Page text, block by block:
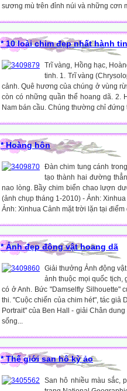
sương mù trên đỉnh núi và những cơn
* 10 loài chim đẹp nhất hành
Trĩ vàng, Hồng hạc,
tinh. 1. Trĩ vàng
cảnh. Quê hương của chúng ở vùng
còn có những quần thể hoang dã. 2.
Nam bán cầu. Chúng thường chỉ
* Hoàng hôn
Đàn chim tung cánh
tạo thành hai đường
nao lòng. Bầy chim biển chao lượn
(ảnh chụp tháng 1-2010) - Ảnh:
Ảnh: Xinhua Cảnh mặt trời lặn tại
* Ảnh đẹp động vật hoang dã
Giải thưởng Ảnh động
ảnh thuộc mọi quốc tịch,
có ở Anh. Bức "Damselfly Silhouette"
thi. "Cuộc chiến của chim hét", tác giả
Portrait" của Ben Hall - giải Chân
sống...
* Thế giới san hô kỳ ảo
San hô nhiều màu sắc,